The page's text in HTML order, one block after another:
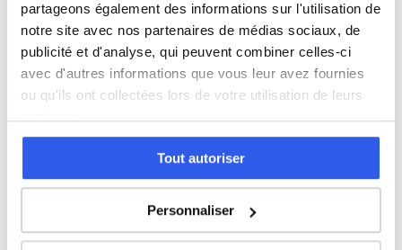
partageons également des informations sur l'utilisation de
notre site avec nos partenaires de médias sociaux, de
publicité et d'analyse, qui peuvent combiner celles-ci
avec d'autres informations que vous leur avez fournies
ou qu'ils ont collectées lors de votre utilisation de leurs
Tout autoriser
Personnaliser
⭐
401+ familles accompagnées à Chalon-sur-